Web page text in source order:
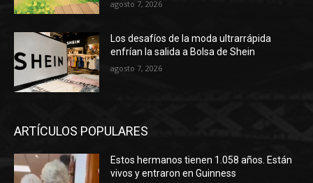
agosto 7, 2026
Los desafíos de la moda ultrarrápida
enfrían la salida a Bolsa de Shein
agosto 7, 2026
ARTÍCULOS POPULARES
Estos hermanos tienen 1.058 años. Están
vivos y entraron en Guinness